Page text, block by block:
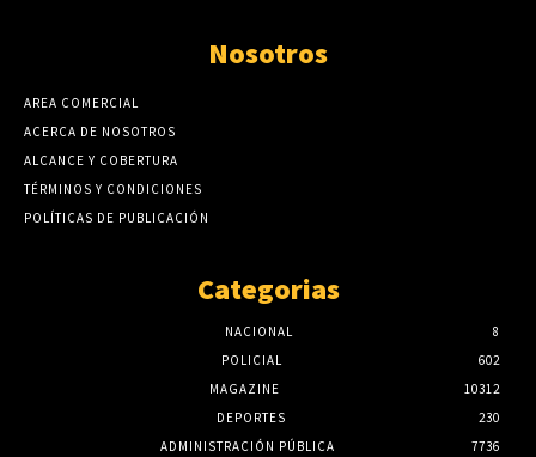
Nosotros
AREA COMERCIAL
ACERCA DE NOSOTROS
ALCANCE Y COBERTURA
TÉRMINOS Y CONDICIONES
POLÍTICAS DE PUBLICACIÓN
Categorias
NACIONAL
8
POLICIAL
602
MAGAZINE
10312
DEPORTES
230
ADMINISTRACIÓN PÚBLICA
7736